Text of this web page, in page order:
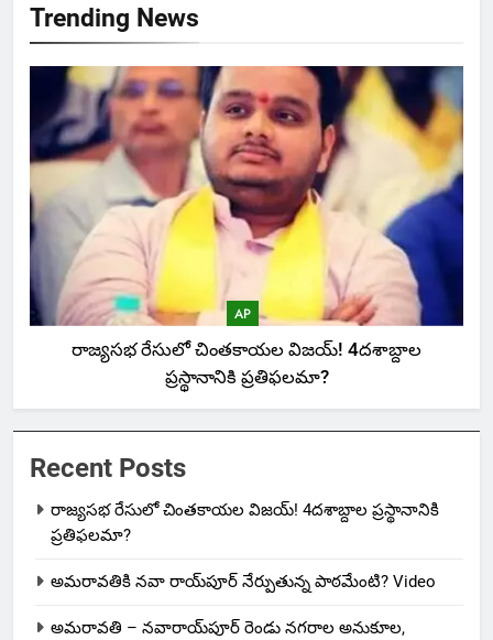
Trending News
AP
రాజ్యసభ రేసులో చింతకాయల విజయ్‌! 4దశాబ్దాల
ప్రస్థానానికి ప్రతిఫలమా?
Recent Posts
రాజ్యసభ రేసులో చింతకాయల విజయ్‌! 4దశాబ్దాల ప్రస్థానానికి
ప్రతిఫలమా?
అమరావతికి నవా రాయ్‌పూర్ నేర్పుతున్న పాఠమేంటి? Video
అమరావతి – నవారాయ్‌పూర్ రెండు నగరాల అనుకూల,